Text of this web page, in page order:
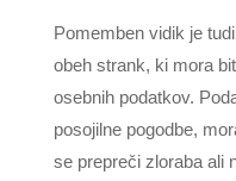
Pomemben vidik je
obeh strank, ki mora
osebnih podatkov.
posojilne pogodbe,
se prepreči zloraba ali